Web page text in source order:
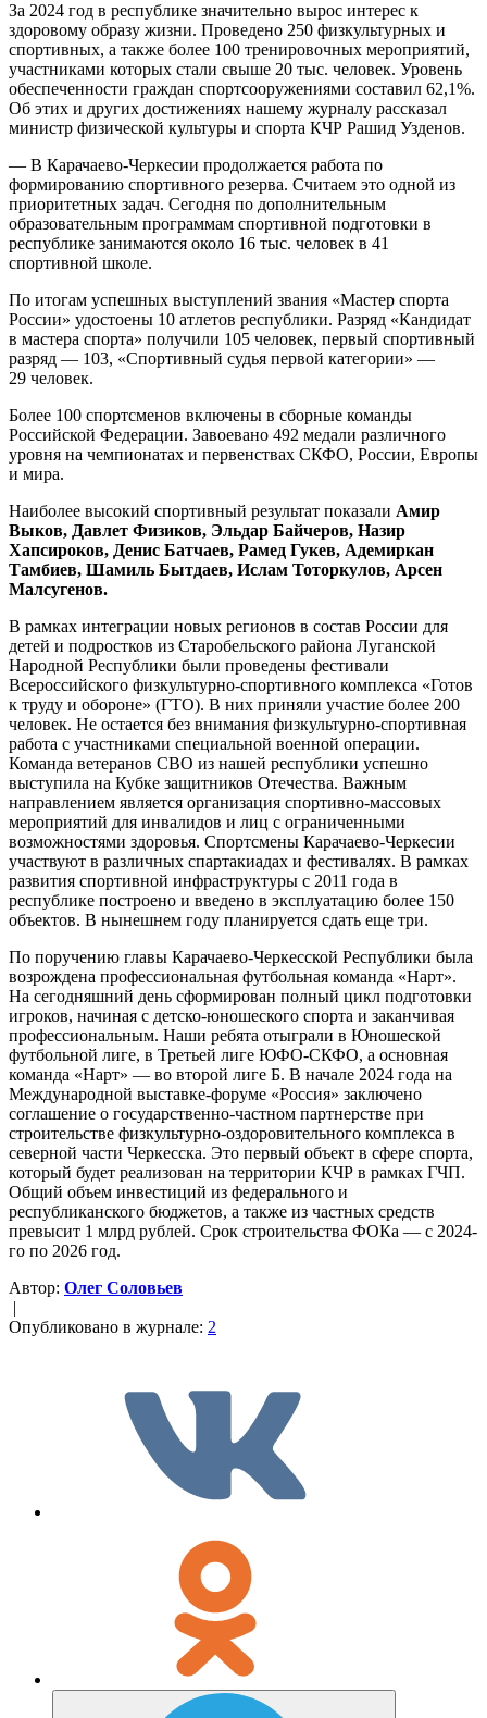
За 2024 год в республике значительно вырос интерес к
здоровому образу жизни. Проведено 250 физкультурных и
спортивных, а также более 100 тренировочных мероприятий,
участниками которых стали свыше 20 тыс. человек. Уровень
обеспеченности граждан спортсооружениями составил 62,1%.
Об этих и других достижениях нашему журналу рассказал
министр физической культуры и спорта КЧР Рашид Узденов.
— В Карачаево-Черкесии продолжается работа по
формированию спортивного резерва. Считаем это одной из
приоритетных задач. Сегодня по дополнительным
образовательным программам спортивной подготовки в
республике занимаются около 16 тыс. человек в 41
спортивной школе.
По итогам успешных выступлений звания «Мастер спорта
России» удостоены 10 атлетов республики. Разряд «Кандидат
в мастера спорта» получили 105 человек, первый спортивный
разряд — 103, «Спортивный судья первой категории» —
29 человек.
Более 100 спортсменов включены в сборные команды
Российской Федерации. Завоевано 492 медали различного
уровня на чемпионатах и первенствах СКФО, России, Европы
и мира.
Наиболее высокий спортивный результат показали Амир
Выков, Давлет Физиков, Эльдар Байчеров, Назир
Хапсироков, Денис Батчаев, Рамед Гукев, Адемиркан
Тамбиев, Шамиль Бытдаев, Ислам Тоторкулов, Арсен
Малсугенов.
В рамках интеграции новых регионов в состав России для
детей и подростков из Старобельского района Луганской
Народной Республики были проведены фестивали
Всероссийского физкультурно-спортивного комплекса «Готов
к труду и обороне» (ГТО). В них приняли участие более 200
человек. Не остается без внимания физкультурно-спортивная
работа с участниками специальной военной операции.
Команда ветеранов СВО из нашей республики успешно
выступила на Кубке защитников Отечества. Важным
направлением является организация спортивно-массовых
мероприятий для инвалидов и лиц с ограниченными
возможностями здоровья. Спортсмены Карачаево-Черкесии
участвуют в различных спартакиадах и фестивалях. В рамках
развития спортивной инфраструктуры с 2011 года в
республике построено и введено в эксплуатацию более 150
объектов. В нынешнем году планируется сдать еще три.
По поручению главы Карачаево-Черкесской Республики была
возрождена профессиональная футбольная команда «Нарт».
На сегодняшний день сформирован полный цикл подготовки
игроков, начиная с детско-юношеского спорта и заканчивая
профессиональным. Наши ребята отыграли в Юношеской
футбольной лиге, в Третьей лиге ЮФО-СКФО, а основная
команда «Нарт» — во второй лиге Б. В начале 2024 года на
Международной выставке-форуме «Россия» заключено
соглашение о государственно-частном партнерстве при
строительстве физкультурно-оздоровительного комплекса в
северной части Черкесска. Это первый объект в сфере спорта,
который будет реализован на территории КЧР в рамках ГЧП.
Общий объем инвестиций из федерального и
республиканского бюджетов, а также из частных средств
превысит 1 млрд рублей. Срок строительства ФОКа — с 2024-
го по 2026 год.
Автор: Олег Соловьев
|
Опубликовано в журнале: 2